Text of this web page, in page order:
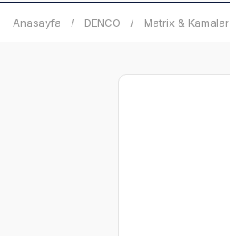
Anasayfa DENCO Matrix & Kamalar